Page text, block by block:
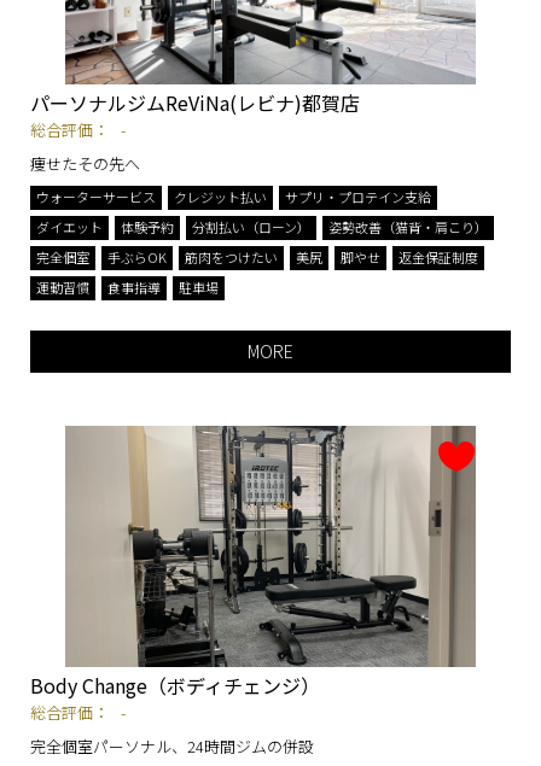
パーソナルジムReViNa(レビナ)都賀店
総合評価：
-
痩せたその先へ
ウォーターサービス クレジット払い
サプリ・プロテイン支給
ダイエット
体験予約 分割払い（ローン）
姿勢改善（猫背・肩こり）
完全個室
手ぶらOK 筋肉をつけたい 美尻 脚やせ
返金保証制度
運動習慣
食事指導 駐車場
MORE
Body Change（ボディチェンジ）
総合評価：
-
完全個室パーソナル、24時間ジムの併設